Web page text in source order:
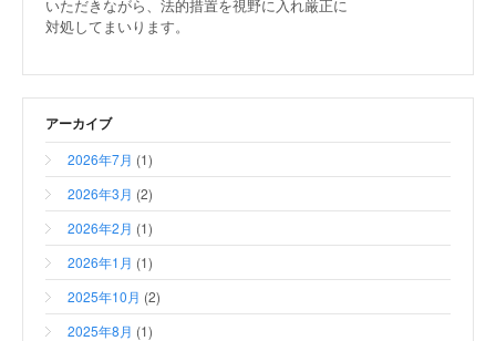
いただきながら、法的措置を視野に入れ厳正に
対処してまいります。
アーカイブ
2026年7月 (1)
2026年3月 (2)
2026年2月 (1)
2026年1月 (1)
2025年10月 (2)
2025年8月 (1)